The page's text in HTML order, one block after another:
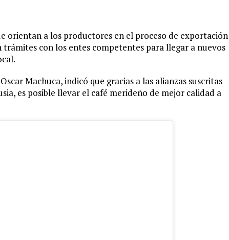
orientan a los productores en el proceso de exportación
con los entes competentes para llegar a nuevos
Machuca, indicó que gracias a las alianzas suscritas
es posible llevar el café merideño de mejor calidad a